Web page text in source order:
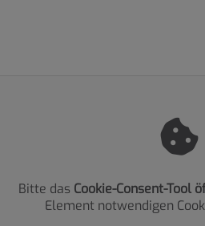
Bitte das Cookie-Consent-Tool
Element notwendigen